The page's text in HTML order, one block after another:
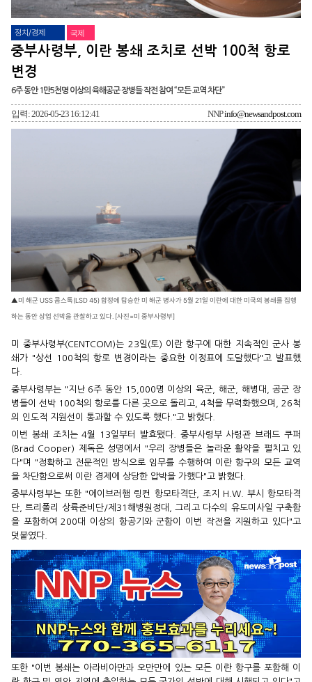
정치/경제 국제
중부사령부, 이란 봉쇄 조치로 선박 100척 항로
변경
6주 동안 1만5천명 이상의 육해공군 장병들 작전 참여 “모든 교역 차단”
입력: 2026-05-23 16:12:41 NNPinfo@newsandpost.com
▲미 해군 USS 콤스톡(LSD 45) 함정에 탑승한 미 해군 병사가 5월 21일 이란에 대한 미국의 봉쇄를 집행
하는 동안 상업 선박을 관찰하고 있다. [사진=미 중부사령부]
미 중부사령부(CENTCOM)는 23일(토) 이란 항구에 대한 지속적인 군사 봉
쇄가 "상선 100척의 항로 변경이라는 중요한 이정표에 도달했다"고 발표했
다.
중부사령부는 "지난 6주 동안 15,000명 이상의 육군, 해군, 해병대, 공군 장
병들이 선박 100척의 항로를 다른 곳으로 돌리고, 4척을 무력화했으며, 26척
의 인도적 지원선이 통과할 수 있도록 했다."고 밝혔다.
이번 봉쇄 조치는 4월 13일부터 발효됐다. 중부사령부 사령관 브래드 쿠퍼
(Brad Cooper) 제독은 성명에서 "우리 장병들은 놀라운 활약을 펼치고 있
다"며 "정확하고 전문적인 방식으로 임무를 수행하여 이란 항구의 모든 교역
을 차단함으로써 이란 경제에 상당한 압박을 가했다"고 밝혔다.
중부사령부는 또한 "에이브러햄 링컨 항모타격단, 조지 H.W. 부시 항모타격
단, 트리폴리 상륙준비단/제31해병원정대, 그리고 다수의 유도미사일 구축함
을 포함하여 200대 이상의 항공기와 군함이 이번 작전을 지원하고 있다"고
덧붙였다.
또한 "이번 봉쇄는 아라비아만과 오만만에 있는 모든 이란 항구를 포함해 이